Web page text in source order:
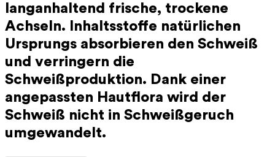
langanhaltend frische, trockene
Achseln. Inhaltsstoffe natürlichen
Ursprungs absorbieren den Schweiß
und verringern die
Schweißproduktion. Dank einer
angepassten Hautflora wird der
Schweiß nicht in Schweißgeruch
umgewandelt.